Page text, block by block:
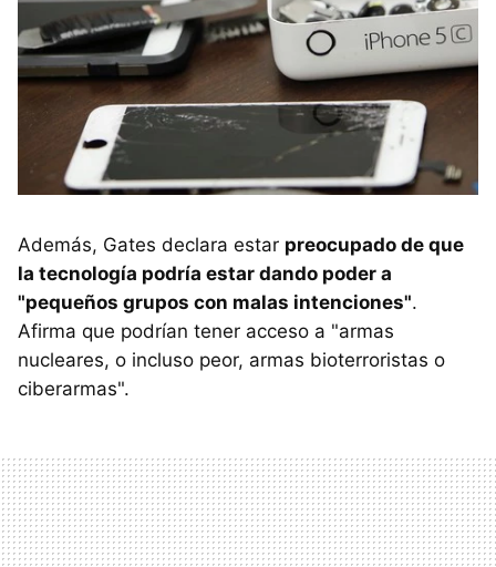
Además, Gates declara estar preocupado de que
la tecnología podría estar dando poder a
"pequeños grupos con malas intenciones".
Afirma que podrían tener acceso a "armas
nucleares, o incluso peor, armas bioterroristas o
ciberarmas".